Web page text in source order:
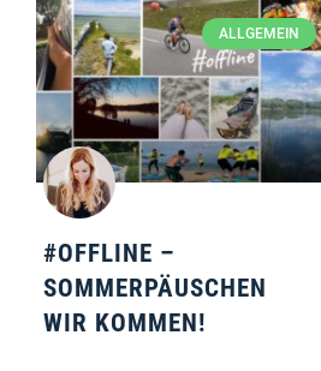
ALLGEMEIN
#OFFLINE –
SOMMERPÄUSCHEN
WIR KOMMEN!